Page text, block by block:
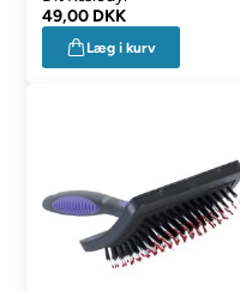
49,00 DKK
Læg i kurv